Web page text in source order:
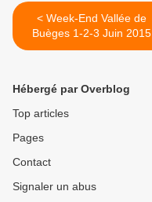
< Week-End Vallée de
Buèges 1-2-3 Juin 2015
Hébergé par Overblog
Top articles
Pages
Contact
Signaler un abus